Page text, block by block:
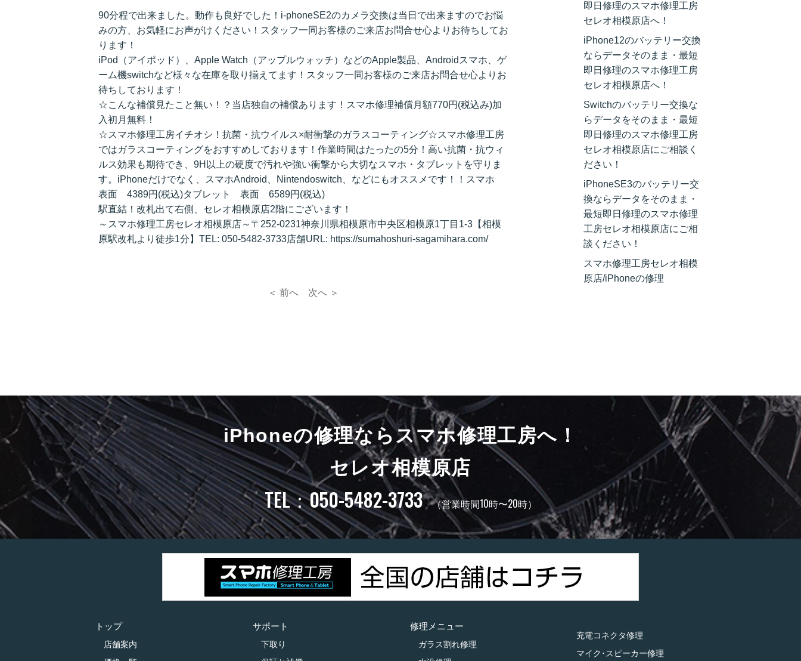
90分程で出来ました。動作も良好でした！i-phoneSE2のカメラ交換は当日で出来ますのでお悩
みの方、お気軽にお声がけください！スタッフ一同お客様のご来店お問合せ心よりお待ちしてお
ります！
iPod（アイポッド）、Apple Watch（アップルウォッチ）などのApple製品、Androidスマホ、ゲ
ーム機switchなど様々な在庫を取り揃えてます！スタッフ一同お客様のご来店お問合せ心よりお
待ちしております！
☆こんな補償見たこと無い！？当店独自の補償あります！スマホ修理補償月額770円(税込み)加
入初月無料！
☆スマホ修理工房イチオシ！抗菌・抗ウイルス×耐衝撃のガラスコーティング☆スマホ修理工房
ではガラスコーティングをおすすめしております！作業時間はたったの5分！高い抗菌・抗ウィ
ルス効果も期待でき、9H以上の硬度で汚れや強い衝撃から大切なスマホ・タブレットを守りま
す。iPhoneだけでなく、スマホAndroid、Nintendoswitch、などにもオススメです！！スマホ
表面 4389円(税込)タブレット 表面 6589円(税込)
駅直結！改札出て右側、セレオ相模原店2階にございます！
～スマホ修理工房セレオ相模原店～〒252-0231神奈川県相模原市中央区相模原1丁目1-3【相模
原駅改札より徒歩1分】TEL: 050-5482-3733店舗URL: https://sumahoshuri-sagamihara.com/
＜ 前へ 次へ ＞
即日修理のスマホ修理工房
セレオ相模原店へ！
iPhone12のバッテリー交換
ならデータそのまま・最短
即日修理のスマホ修理工房
セレオ相模原店へ！
Switchのバッテリー交換な
らデータをそのまま・最短
即日修理のスマホ修理工房
セレオ相模原店にご相談く
ださい！
iPhoneSE3のバッテリー交
換ならデータをそのまま・
最短即日修理のスマホ修理
工房セレオ相模原店にご相
談ください！
スマホ修理工房セレオ相模
原店/iPhoneの修理
iPhoneの修理ならスマホ修理工房へ！
セレオ相模原店
TEL：050-5482-3733 （営業時間10時〜20時）
トップ
店舗案内
サポート
下取り
修理メニュー
ガラス割れ修理
充電コネクタ修理
マイク･スピーカー修理